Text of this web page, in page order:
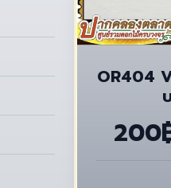
OR404
200